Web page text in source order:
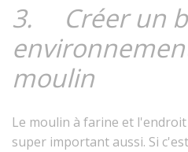
3. Créer un
moulin
Le moulin à farine et
super important aussi. Si